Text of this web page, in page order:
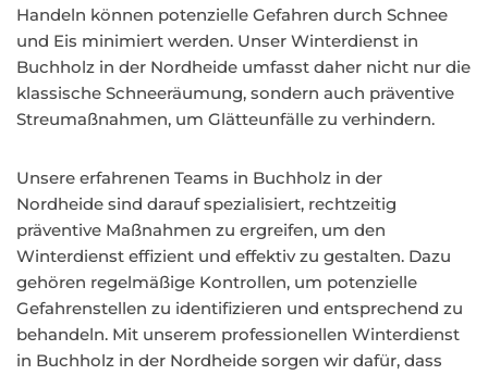
Handeln können potenzielle Gefahren durch Schnee
und Eis minimiert werden. Unser Winterdienst in
Buchholz in der Nordheide umfasst daher nicht nur die
klassische Schneeräumung, sondern auch präventive
Streumaßnahmen, um Glätteunfälle zu verhindern.
Unsere erfahrenen Teams in Buchholz in der
Nordheide sind darauf spezialisiert, rechtzeitig
präventive Maßnahmen zu ergreifen, um den
Winterdienst effizient und effektiv zu gestalten. Dazu
gehören regelmäßige Kontrollen, um potenzielle
Gefahrenstellen zu identifizieren und entsprechend zu
behandeln. Mit unserem professionellen Winterdienst
in Buchholz in der Nordheide sorgen wir dafür, dass